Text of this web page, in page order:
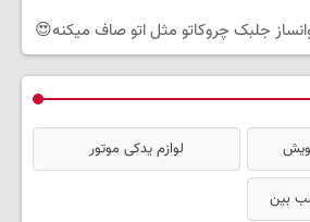
جلبک چروکاتو مثل اتو صاف میکنه😍
لوازم یدکی موتور
بین